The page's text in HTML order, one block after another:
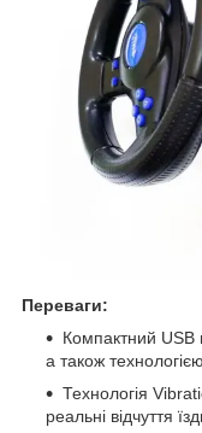
Переваги:
Компактний USB
а також
Технологія
реальні відчуття